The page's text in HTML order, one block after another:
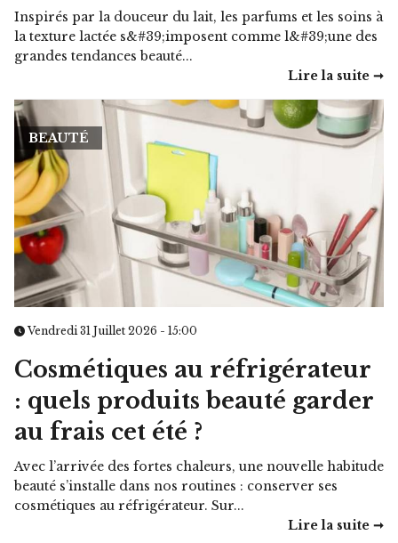
Inspirés par la douceur du lait, les parfums et les soins à
la texture lactée s&#39;imposent comme l&#39;une des
grandes tendances beauté...
Lire la suite ➞
BEAUTÉ
Vendredi 31 Juillet 2026 - 15:00
Cosmétiques au réfrigérateur
: quels produits beauté garder
au frais cet été ?
Avec l’arrivée des fortes chaleurs, une nouvelle habitude
beauté s’installe dans nos routines : conserver ses
cosmétiques au réfrigérateur. Sur...
Lire la suite ➞